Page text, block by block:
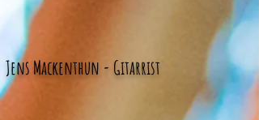
Jens Mackenthun - Gitarrist